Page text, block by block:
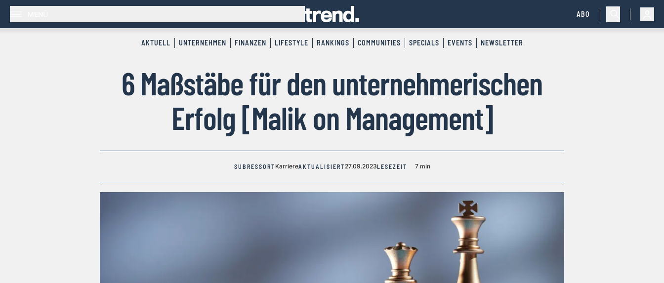
ABO
AKTUELL UNTERNEHMEN FINANZEN LIFESTYLE RANKINGS COMMUNITIES SPECIALS EVENTS NEWSLETTER
6 Maßstäbe für den unternehmerischen
Erfolg [Malik on Management]
SUBRESSORT KarriereAKTUALISIERT27.09.2023LESEZEIT 7 min